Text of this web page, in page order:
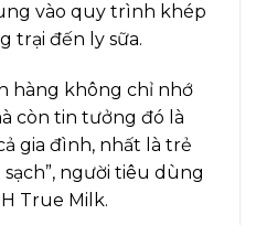
vào quy trình khép
trại đến ly sữa.
hàng không chỉ nhớ
còn tin tưởng đó là
gia đình, nhất là trẻ
sạch”, người tiêu dùng
True Milk.